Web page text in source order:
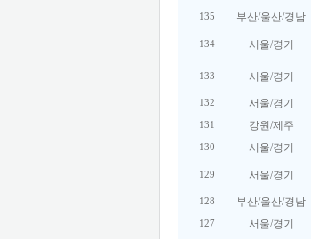
135 부산/울산/경남
134 서울/경기
133 서울/경기
132 서울/경기
131 강원/제주
130 서울/경기
129 서울/경기
128 부산/울산/경남
127 서울/경기